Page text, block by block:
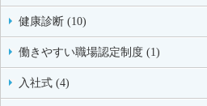
健康診断 (10)
働きやすい職場認定制度 (1)
入社式 (4)